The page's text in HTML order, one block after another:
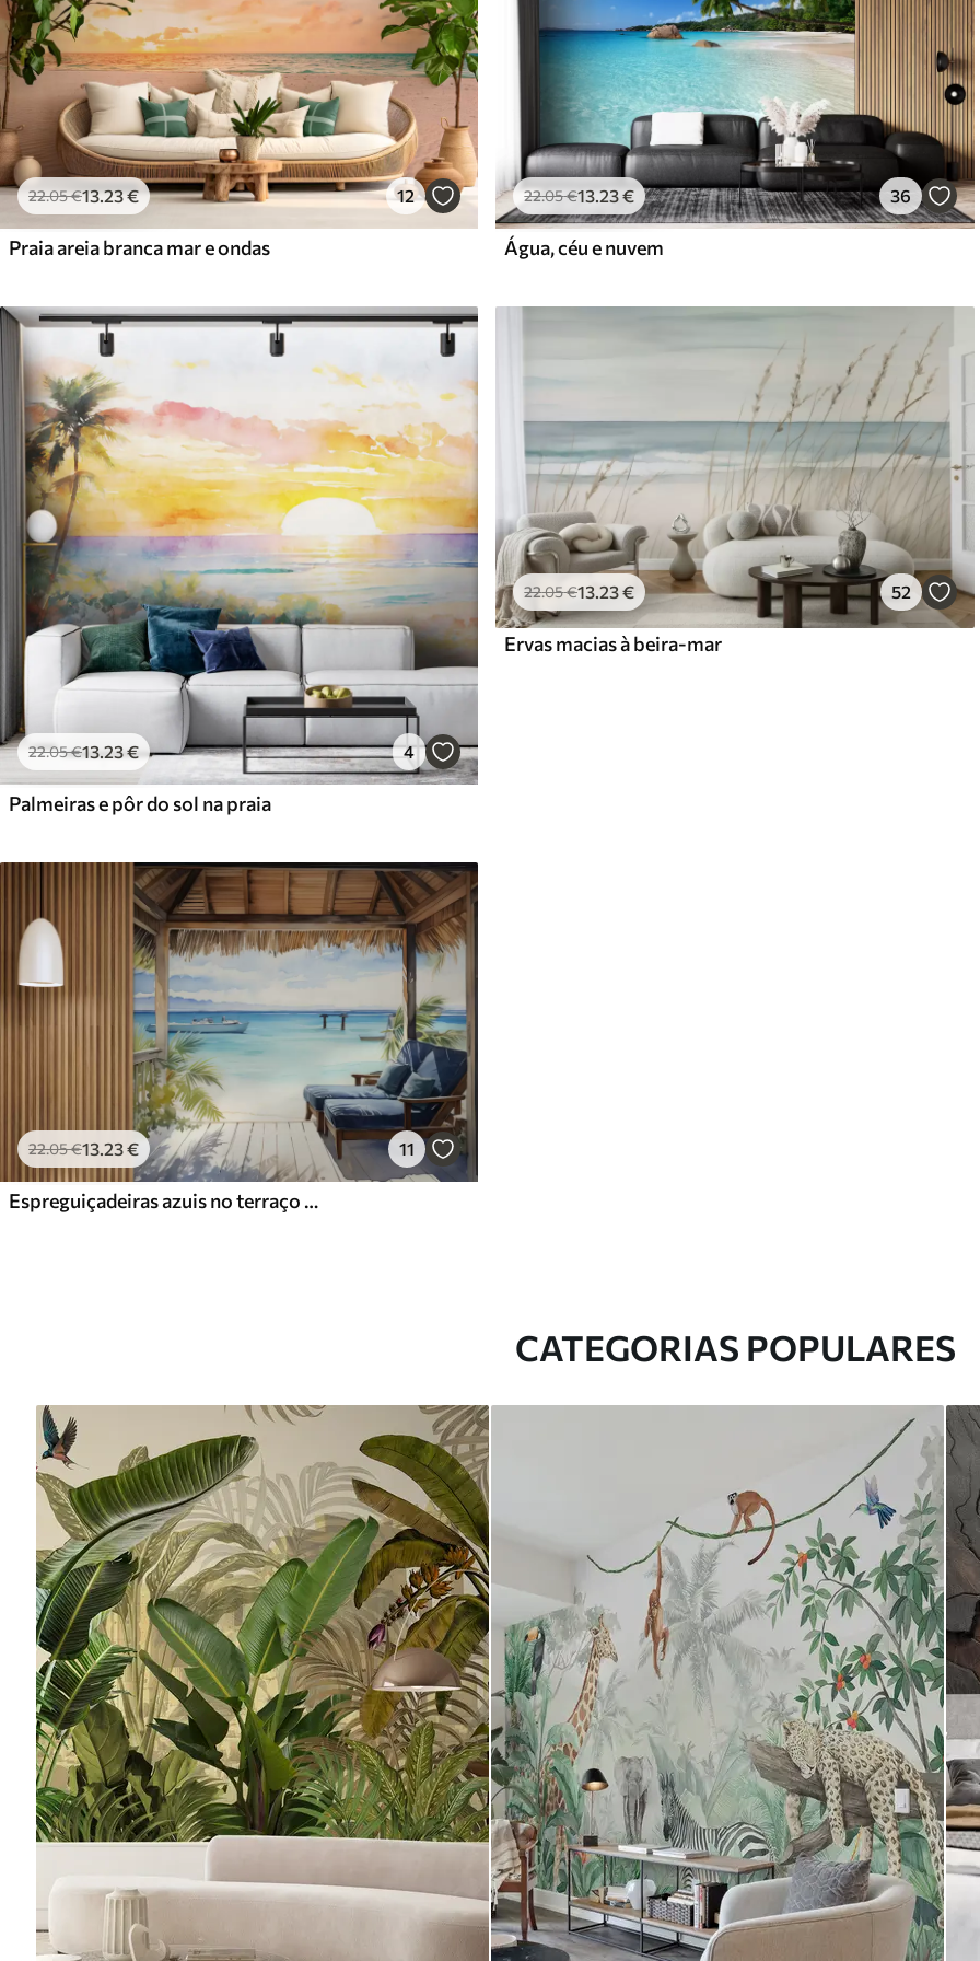
22.05€13.23€ 12
Praia areia branca mar e ondas
22.05€13.23€ 36
Água, céu e nuvem
22.05€13.23€ 4
Palmeiras e pôr do sol na praia
22.05€13.23€ 52
Ervas macias à beira-mar
22.05€13 .23€ 11
Espreguiçadeiras azuis no terraço para relaxar junto à aguarela do mar
CATEGORIAS POPULARES